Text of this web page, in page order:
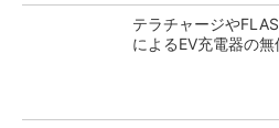
テラチャージや
によるEV充電器の